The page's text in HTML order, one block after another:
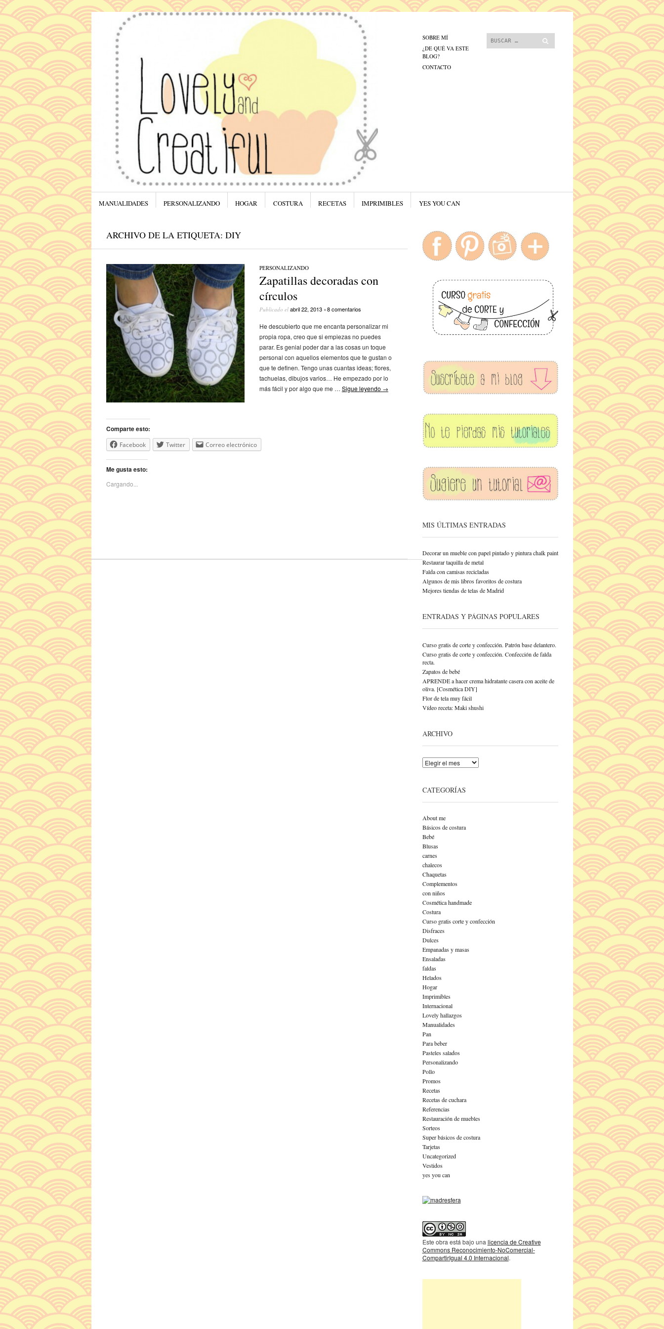
Buscar
SOBRE MÍ
¿DE QUÉ VA ESTE
BLOG?
CONTACTO
Menú
SALTAR AL CONTENIDO.
MANUALIDADES PERSONALIZANDO HOGAR COSTURA RECETAS IMPRIMIBLES YES YOU CAN
ARCHIVO DE LA ETIQUETA: DIY
PERSONALIZANDO
Zapatillas decoradas con
círculos
Publicado el abril 22, 2013 •8 comentarios
He descubierto que me encanta personalizar mi
propia ropa, creo que si empiezas no puedes
parar. Es genial poder dar a las cosas un toque
personal con aquellos elementos que te gustan o
que te definen. Tengo unas cuantas ideas; flores,
tachuelas, dibujos varios… He empezado por lo
más fácil y por algo que me … Sigue leyendo →
Comparte esto:
Facebook Twitter Correo electrónico
Me gusta esto:
Cargando...
MIS ÚLTIMAS ENTRADAS
Decorar un mueble con papel pintado y pintura chalk paint
Restaurar taquilla de metal
Falda con camisas recicladas
Algunos de mis libros favoritos de costura
Mejores tiendas de telas de Madrid
ENTRADAS Y PÁGINAS POPULARES
Curso gratis de corte y confección. Patrón base delantero.
Curso gratis de corte y confección. Confección de falda
recta.
Zapatos de bebé
APRENDE a hacer crema hidratante casera con aceite de
oliva. [Cosmética DIY]
Flor de tela muy fácil
Vídeo receta: Maki shushi
ARCHIVO
Archivo
CATEGORÍAS
About me
Básicos de costura
Bebé
Blusas
carnes
chalecos
Chaquetas
Complementos
con niños
Cosmética handmade
Costura
Curso gratis corte y confección
Disfraces
Dulces
Empanadas y masas
Ensaladas
faldas
Helados
Hogar
Imprimibles
Internacional
Lovely hallazgos
Manualidades
Pan
Para beber
Pasteles salados
Personalizando
Pollo
Promos
Recetas
Recetas de cuchara
Referencias
Restauración de muebles
Sorteos
Super básicos de costura
Tarjetas
Uncategorized
Vestidos
yes you can
Este obra está bajo una licencia de Creative
Commons Reconocimiento-NoComercial-
CompartirIgual 4.0 Internacional.